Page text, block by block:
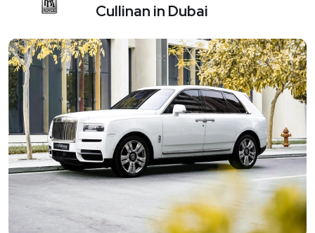
Cullinan in Dubai